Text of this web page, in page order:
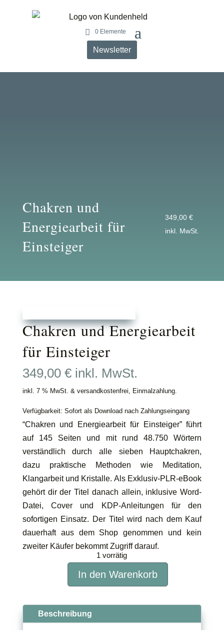
0 Elemente
Newsletter
Chakren und
Energiearbeit für
Einsteiger
349,00 €
inkl. MwSt.
Chakren und Energiearbeit
für Einsteiger
349,00 € inkl. MwSt.
inkl. 7 % MwSt. & versandkostenfrei, Einmalzahlung.
Verfügbarkeit: Sofort als Download nach Zahlungseingang
“Chakren und Energiearbeit für Einsteiger” führt
auf 145 Seiten und mit rund 48.750 Wörtern
verständlich durch alle sieben Hauptchakren,
dazu praktische Methoden wie Meditation,
Klangarbeit und Kristalle. Als Exklusiv-PLR-eBook
gehört dir der Titel danach allein, inklusive Word-
Datei, Cover und KDP-Anleitungen für den
sofortigen Einsatz. Der Titel wird nach dem Kauf
dauerhaft aus dem Shop genommen und kein
zweiter Käufer bekommt Zugriff darauf.
1 vorrätig
Chakren
Energiearbeit
für
In den Warenkorb
Beschreibung